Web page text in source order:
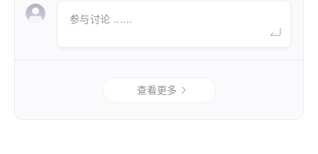
参与讨论 ......
查看更多